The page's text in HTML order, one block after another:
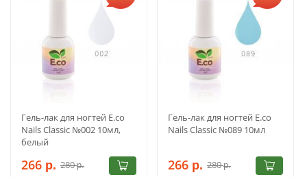
Гель-лак для ногтей E.co
Nails Classic №002 10мл,
белый
266 р. 280р.
Гель-лак для ногтей E.co
Nails Classic №089 10мл
266 р. 280р.